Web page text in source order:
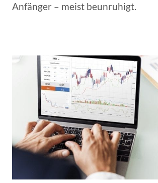
Anfänger – meist beunruhigt.